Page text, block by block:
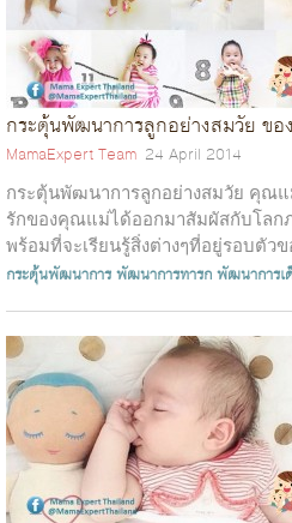
กระตุ้นพัฒนาการลูกอย่างสมวัย ขอ
MamaExpert Team 24 April 2014
กระตุ้นพัฒนาการลูกอย่างสมวัย คุณ
รักของคุณแม่ได้ออกมาสัมผัสกับโล
พร้อมที่จะเรียนรู้สิ่งต่างๆที่อยู่รอบตัว
น...
กระตุ้นพัฒนาการพัฒนาการทารกพัฒนาการเ